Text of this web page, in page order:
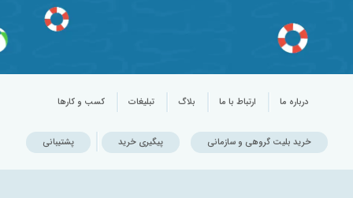
درباره ما ارتباط با ما بلاگ تبلیغات کسب و کارها
خرید بلیت گروهی و سازمانی پیگیری خرید پشتیبانی